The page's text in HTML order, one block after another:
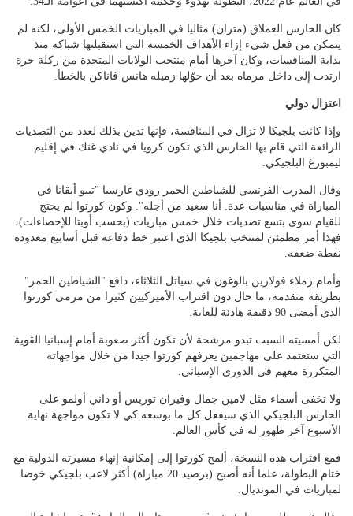
كان الحارس العملاق (متران) مثاليا في المباريات الخمس الأولى، لكنه لم
يتمكن من فعل شيء إزاء الأهداف الخمسة التي استقبلتها شباكه منذ
بداية المنافسات، وكان آخرها أمام منتخب الولايات المتحدة من ركلة حرة
ارتدت إلى داخل مرماه بعد أن حوّلها زميله هانس فاناكن بالخطأ.
اعتزال دولي
وإذا كانت بلجيكا لا تزال في المنافسة، فإنها تدين بذلك لعدد من التصديات
الرائعة التي قام بها الحارس الذي تكون كرويا في نادي غنك في إقليم
ليمبورغ البلجيكي.
وقال المدرب الفرنسي للشياطين الحمر رودي غارسيا "تيبو أبقانا في
المباراة في مناسبات عدة. أنا سعيد من أجله". وكون كورتوا لم يحتج
للقيام سوى بتسع تصديات خلال خمس مباريات (بحسب أوبتا للإحصاءات)،
فهذا أمر مطمئن لمنتخب بلجيكا الذي اعتبر خط دفاعه قبل أسابيع معدودة
نقطة ضعفه.
وأمام زملاء فولارين بالوغون في سياتل الثلاثاء، دافع "الشياطين الحمر"
بطريقة متقدمة، ما حال دون اقتراب الأميركيين كثيرا من مرمى كورتوا
الذي أمضى 90 دقيقة هادئة للغاية.
لكن أمسيته السبت تبدو مرشحة لأن تكون أكثر صعوبة أمام إسبانيا القوية
التي ستعتمد على مهاجمين يعرفهم كورتوا جيدا من خلال مواجهاته
المتكررة معهم في الدوري الإسباني.
ولا تخفى أسماء مثل لامين جمال وفيران توريس أو داني أولمو على
الحارس البلجيكي الذي سيفعل كل ما بوسعه كي لا تكون مواجهة نهاية
الأسبوع آخر ظهور له في كأس العالم.
فمع اقتراب هذه النسخة، ألمح كورتوا إلى إمكانية إنهاء مسيرته الدولية مع
ختام البطولة، علما أنه أصبح (برصيد 20 مباراة) أكثر لاعب بلجيكي خوضا
لمباريات في المونديال.